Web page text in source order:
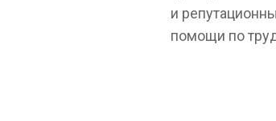
и
помощи по